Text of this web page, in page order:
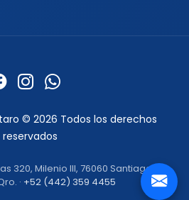
© 2026 Todos los derechos
reservados
320, Milenio III, 76060 Santiago de
· +52 (442) 359 4455